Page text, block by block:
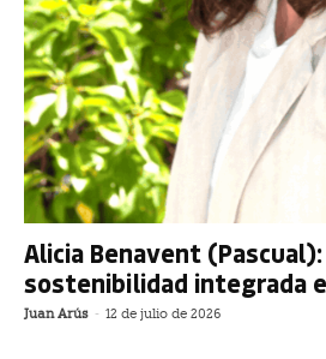
Alicia Benavent
sostenibilidad integrada
Juan Arús - 12 de julio de 2026